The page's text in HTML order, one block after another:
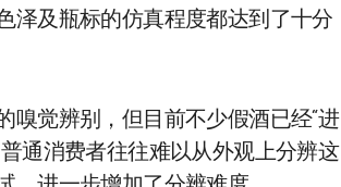
泽及瓶标的仿真程度都达到了十分
嗅觉辨别，但目前不少假酒已经“进
通消费者往往难以从外观上分辨这